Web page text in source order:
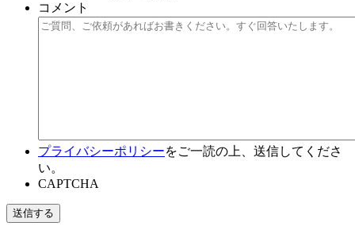
コメント
プライバシーポリシーをご一読の上、送信してくださ
い。
CAPTCHA